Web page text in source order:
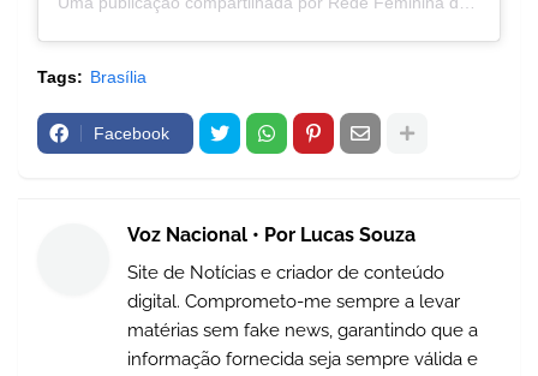
Tags: Brasília
Facebook
Voz Nacional • Por Lucas Souza
Site de Notícias e criador de conteúdo
digital. Comprometo-me sempre a levar
matérias sem fake news, garantindo que a
informação fornecida seja sempre válida e